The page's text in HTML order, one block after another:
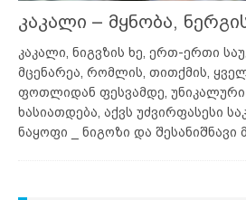
კაკალი – მყნობა,
კაკალი, ნიგვზის ხე, ერთ-ერთი
მცენარეა, რომლის, თითქმის,
ფოთლიდან ფესვამდე, უნიკალური
ხასიათდება, აქვს უძვირფასესი
ნაყოფი _ ნიგოზი და შესანიშნავი